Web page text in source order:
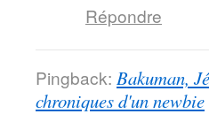
Répondre
Pingback: Bakuman,
chroniques d'un newbie